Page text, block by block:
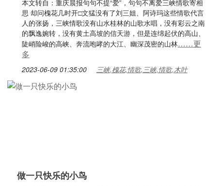
本文转自：重庆晨报句句不提“爱”，句句不离爱三峡情歌寄相
思 却问槐花几时开□文猛没有了刘三姐、阿诗玛这些情歌代言
人的张扬，三峡情歌没有山水桂林的山歌水唱，没有彩云之南
的飘逸婉转，没有黄土高坡的信天游，但是连绵起伏的高山、
陡峭险峻的高峡、奔流咆哮的大江、幽深茂密的山林……更
多
2023-06-09 01:35:00 三峡,槐花,情歌,三峡,情歌,木叶
做一只快乐的小鸟